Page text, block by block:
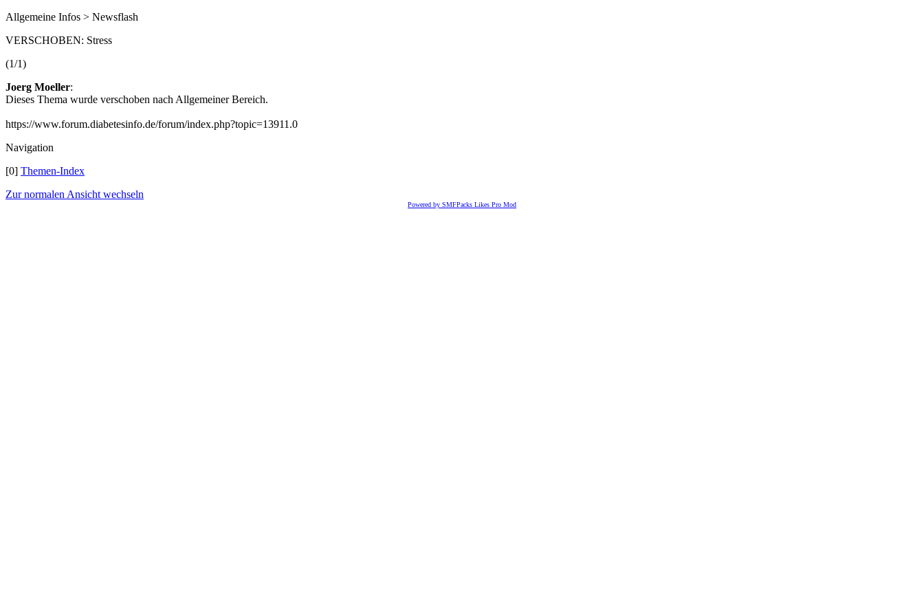
Allgemeine Infos > Newsflash
VERSCHOBEN: Stress
(1/1)
Joerg Moeller:
Dieses Thema wurde verschoben nach Allgemeiner Bereich.
https://www.forum.diabetesinfo.de/forum/index.php?topic=13911.0
Navigation
[0] Themen-Index
Zur normalen Ansicht wechseln
Powered by SMFPacks Likes Pro Mod